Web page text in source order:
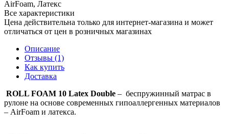
AirFoam, Латекс
Все характеристики
Цена действительна только для интернет-магазина и может
отличаться от цен в розничных магазинах
Описание
Отзывы (1)
Как купить
Доставка
ROLL FOAM 10 Latex Double – беспружинный матрас в
рулоне на основе современных гипоаллергенных материалов
– AirFoam и латекса.